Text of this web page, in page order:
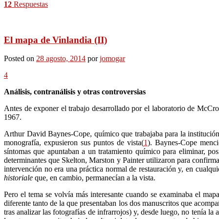
12 Respuestas
El mapa de Vinlandia (II)
Posted on 28 agosto, 2014 porjomogar
4
Análisis, contranálisis y otras controversias
Antes de exponer el trabajo desarrollado por el laboratorio de
1967.
Arthur David Baynes-Cope, químico que trabajaba para la
monografía, expusieron sus puntos de vista(1). Baynes-Cope
síntomas que apuntaban a un tratamiento químico para eliminar,
determinantes que Skelton, Marston y Painter utilizaron para
intervención no era una práctica normal de restauración y, en
historiale que, en cambio, permanecían a la vista.
Pero el tema se volvía más interesante cuando se examinaba el
diferente tanto de la que presentaban los dos manuscritos que
tras analizar las fotografías de infrarrojos) y, desde luego, no tenía